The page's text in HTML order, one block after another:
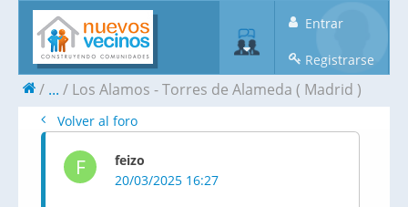
Entrar
Registrarse
... Los Alamos - Torres de Alameda ( Madrid )
Volver al foro
F
feizo
20/03/2025 16:27